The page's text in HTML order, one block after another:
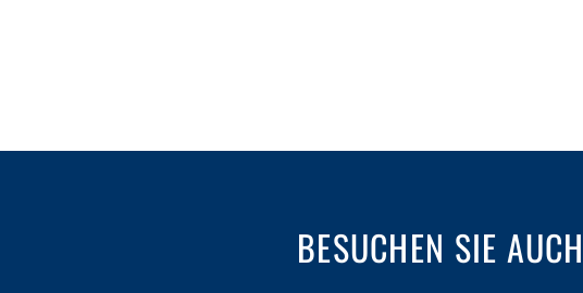
BESUCHEN SIE AUCH